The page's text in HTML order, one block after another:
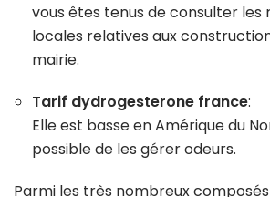
vous êtes tenus de consulter
locales relatives aux
mairie.
Tarif dydrogesterone france:
Elle est basse en Amérique du
possible de les gérer odeurs.
Parmi les très nombreux composés